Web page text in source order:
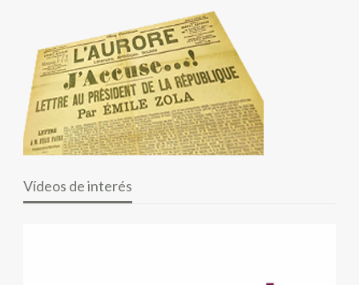
Vídeos de interés